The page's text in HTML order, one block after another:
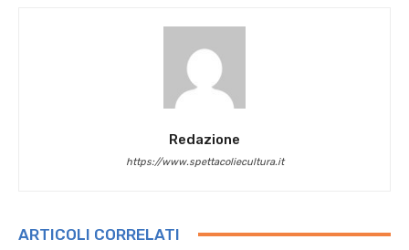
Redazione
https://www.spettacoliecultura.it
ARTICOLI CORRELATI